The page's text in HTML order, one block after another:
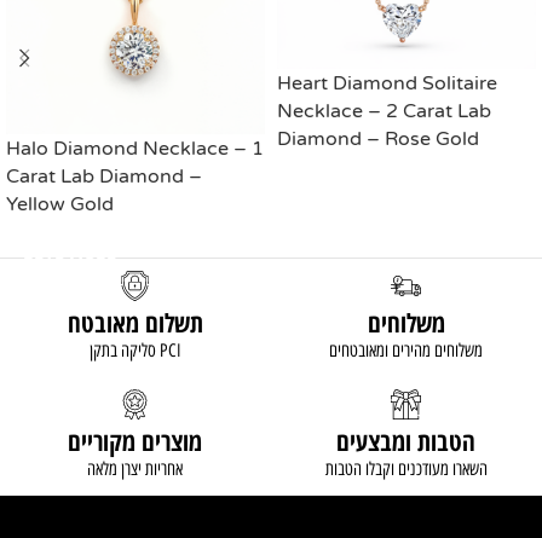
Halo Diamond Necklace – 1
Carat Lab Diamond –
Yellow Gold
READ MORE
Heart Diamond Solitaire
Necklace – 2 Carat Lab
Diamond – Rose Gold
תשלום מאובטח
סליקה בתקן PCI
משלוחים
משלוחים מהירים ומאובטחים
מוצרים מקוריים
אחריות יצרן מלאה
הטבות ומבצעים
השארו מעודכנים וקבלו הטבות